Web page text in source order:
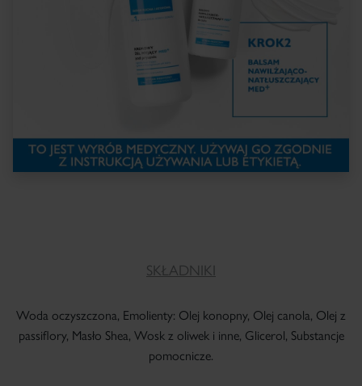
SKŁADNIKI
Woda oczyszczona, Emolienty: Olej konopny, Olej canola, Olej z
passiflory, Masło Shea, Wosk z oliwek i inne, Glicerol, Substancje
pomocnicze.